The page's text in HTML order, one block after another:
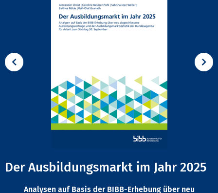
Der Ausbildungsmarkt im Jahr 2025
Analysen auf Basis der BIBB-Erhebung über neu